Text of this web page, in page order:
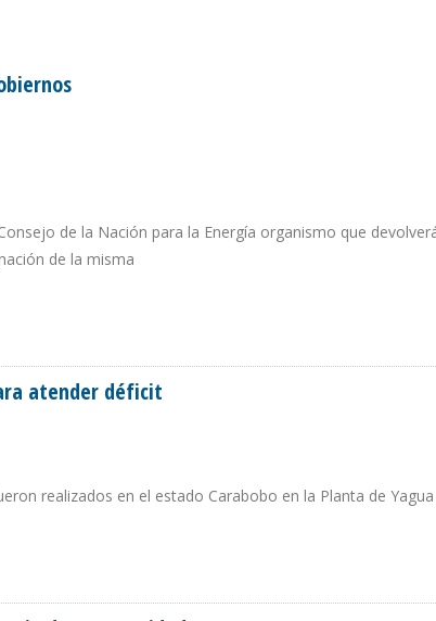
de la Nación para la Energía organismo que
de la misma
atender déficit
realizados en el estado Carabobo en la Planta de Yagua